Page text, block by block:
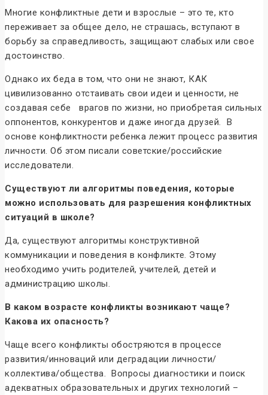
Многие конфликтные дети и взрослые – это те, кто
переживает за общее дело, не страшась, вступают в
борьбу за справедливость, защищают слабых или свое
достоинство.
Однако их беда в том, что они не знают, КАК
цивилизованно отстаивать свои идеи и ценности, не
создавая себе врагов по жизни, но приобретая сильных
оппонентов, конкурентов и даже иногда друзей. В
основе конфликтности ребенка лежит процесс развития
личности. Об этом писали советские/российские
исследователи.
Существуют ли алгоритмы поведения, которые
можно использовать для разрешения конфликтных
ситуаций в школе?
Да, существуют алгоритмы конструктивной
коммуникации и поведения в конфликте. Этому
необходимо учить родителей, учителей, детей и
администрацию школы.
В каком возрасте конфликты возникают чаще?
Какова их опасность?
Чаще всего конфликты обостряются в процессе
развития/инноваций или деградации личности/
коллектива/общества. Вопросы диагностики и поиск
адекватных образовательных и других технологий –